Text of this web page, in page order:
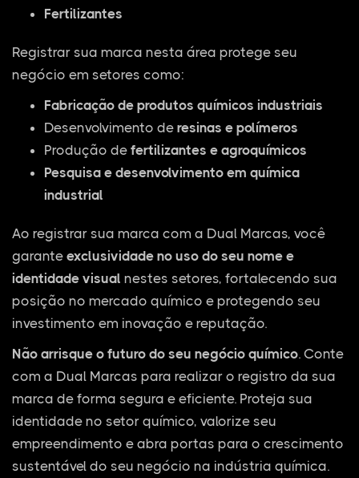
Fertilizantes
Registrar sua marca nesta área protege seu
negócio em setores como:
Fabricação de produtos químicos industriais
Desenvolvimento de resinas e polímeros
Produção de fertilizantes e agroquímicos
Pesquisa e desenvolvimento em química
industrial
Ao registrar sua marca com a Dual Marcas, você
garante exclusividade no uso do seu nome e
identidade visual nestes setores, fortalecendo sua
posição no mercado químico e protegendo seu
investimento em inovação e reputação.
Não arrisque o futuro do seu negócio químico. Conte
com a Dual Marcas para realizar o registro da sua
marca de forma segura e eficiente. Proteja sua
identidade no setor químico, valorize seu
empreendimento e abra portas para o crescimento
sustentável do seu negócio na indústria química.